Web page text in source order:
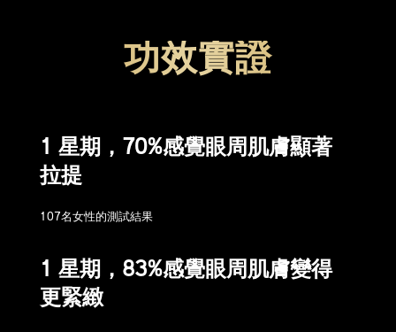
功效實證
1 星期，70%感覺眼周肌膚顯著
拉提
107名女性的測試結果
1 星期，83%感覺眼周肌膚變得
更緊緻